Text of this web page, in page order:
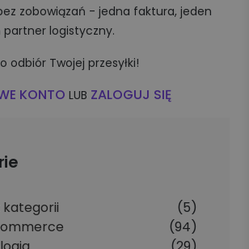
zobowiązań - jedna faktura, jeden
partner logistyczny.
odbiór Twojej przesyłki!
KONTO LUB ZALOGUJ SIĘ
kategorii
(5)
(94)